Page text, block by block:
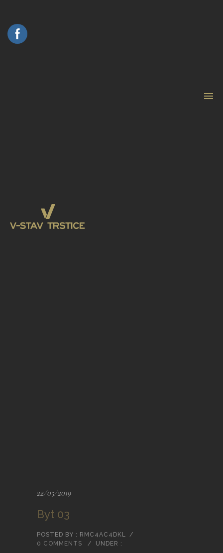
22/05/2019
Byt 03
POSTED BY : RMC4AC4DKL /
0 COMMENTS
/ UNDER :